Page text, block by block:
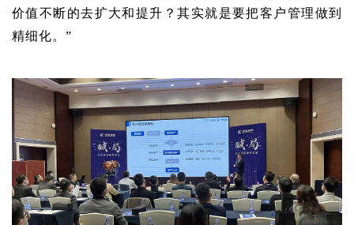
价值不断的去扩大和提升？其实就是要把客户管理做到
精细化。”